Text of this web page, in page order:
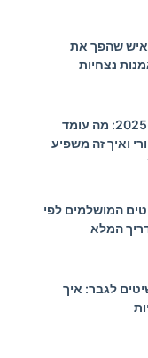
שהפך את
נצחיות
עליית מחירי הזהב ב-2025: מה עומד
ואיך זה משפיע
המושלמים לפי
המלא
לגבר: איך